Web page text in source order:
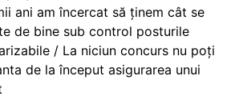
ani am încercat să ținem cât se
de bine sub control posturile
/ La niciun concurs nu poți
de la început asigurarea unui